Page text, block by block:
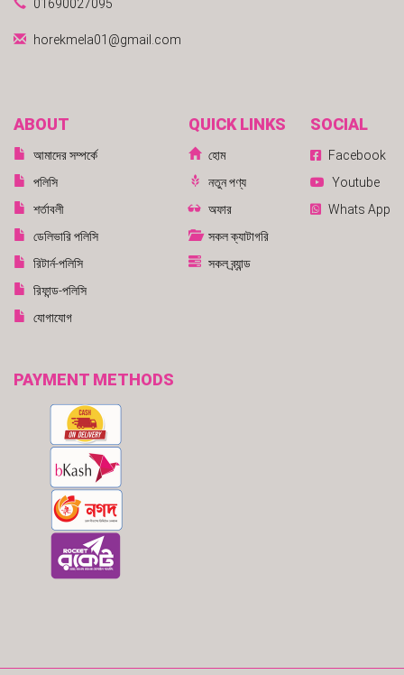
01690027095
horekmela01@gmail.com
ABOUT
আমাদের সম্পর্কে
পলিসি
শর্তাবলী
ডেলিভারি পলিসি
রিটার্ন-পলিসি
রিফান্ড-পলিসি
যোগাযোগ
QUICK LINKS
হোম
নতুন পণ্য
অফার
সকল ক্যাটাগরি
সকল ব্র্যান্ড
SOCIAL
Facebook
Youtube
Whats App
PAYMENT METHODS